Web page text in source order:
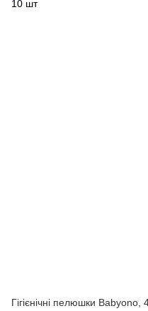
Гігієнічні пелюшки